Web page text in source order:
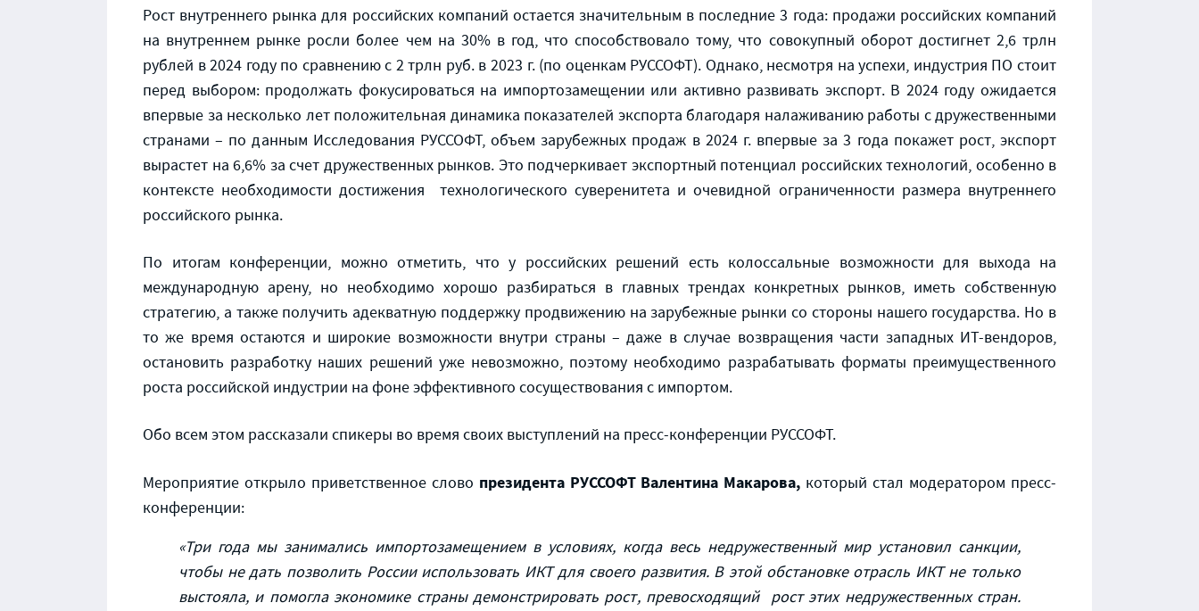
Рост внутреннего рынка для российских компаний остается значительным в последние 3 года: продажи российских компаний
на внутреннем рынке росли более чем на 30% в год, что способствовало тому, что совокупный оборот достигнет 2,6 трлн
рублей в 2024 году по сравнению с 2 трлн руб. в 2023 г. (по оценкам РУССОФТ). Однако, несмотря на успехи, индустрия ПО стоит
перед выбором: продолжать фокусироваться на импортозамещении или активно развивать экспорт. В 2024 году ожидается
впервые за несколько лет положительная динамика показателей экспорта благодаря налаживанию работы с дружественными
странами – по данным Исследования РУССОФТ, объем зарубежных продаж в 2024 г. впервые за 3 года покажет рост, экспорт
вырастет на 6,6% за счет дружественных рынков. Это подчеркивает экспортный потенциал российских технологий, особенно в
контексте необходимости достижения технологического суверенитета и очевидной ограниченности размера внутреннего
российского рынка.
По итогам конференции, можно отметить, что у российских решений есть колоссальные возможности для выхода на
международную арену, но необходимо хорошо разбираться в главных трендах конкретных рынков, иметь собственную
стратегию, а также получить адекватную поддержку продвижению на зарубежные рынки со стороны нашего государства. Но в
то же время остаются и широкие возможности внутри страны – даже в случае возвращения части западных ИТ-вендоров,
остановить разработку наших решений уже невозможно, поэтому необходимо разрабатывать форматы преимущественного
роста российской индустрии на фоне эффективного сосуществования с импортом.
Обо всем этом рассказали спикеры во время своих выступлений на пресс-конференции РУССОФТ.
Мероприятие открыло приветственное слово президента РУССОФТ Валентина Макарова, который стал модератором пресс-
конференции:
«Три года мы занимались импортозамещением в условиях, когда весь недружественный мир установил санкции,
чтобы не дать позволить России использовать ИКТ для своего развития. В этой обстановке отрасль ИКТ не только
выстояла, и помогла экономике страны демонстрировать рост, превосходящий рост этих недружественных стран.